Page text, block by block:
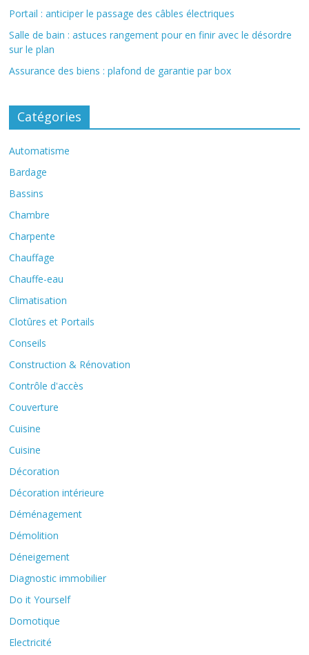
Portail : anticiper le passage des câbles électriques
Salle de bain : astuces rangement pour en finir avec le désordre
sur le plan
Assurance des biens : plafond de garantie par box
Catégories
Automatisme
Bardage
Bassins
Chambre
Charpente
Chauffage
Chauffe-eau
Climatisation
Clotûres et Portails
Conseils
Construction & Rénovation
Contrôle d'accès
Couverture
Cuisine
Cuisine
Décoration
Décoration intérieure
Déménagement
Démolition
Déneigement
Diagnostic immobilier
Do it Yourself
Domotique
Electricité